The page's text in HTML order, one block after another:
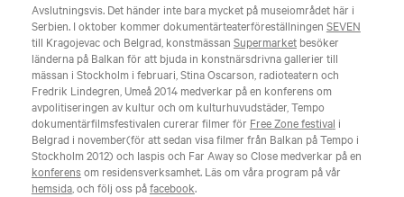
Avslutningsvis. Det händer inte bara mycket på museiområdet här i
Serbien. I oktober kommer dokumentärteaterföreställningen SEVEN
till Kragojevac och Belgrad, konstmässan Supermarketbesöker
länderna på Balkan för att bjuda in konstnärsdrivna gallerier till
mässan i Stockholm i februari, Stina Oscarson, radioteatern och
Fredrik Lindegren, Umeå 2014 medverkar på en konferens om
avpolitiseringen av kultur och om kulturhuvudstäder, Tempo
dokumentärfilmsfestivalen curerar filmer för Free Zone festival i
Belgrad i november(för att sedan visa filmer från Balkan på Tempo i
Stockholm 2012) och Iaspis och Far Away so Close medverkar på en
konferensom residensverksamhet. Läs om våra program på vår
hemsida, och följ oss påfacebook.